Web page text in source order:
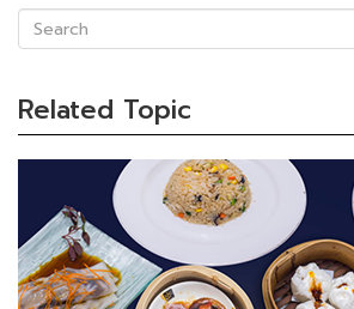
Related Topic